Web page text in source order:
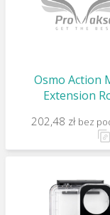
Osmo Action
Extension
202,48 zł bez